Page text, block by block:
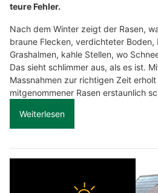
teure Fehler.
Nach dem Winter zeigt der Rasen,
braune Flecken, verdichteter Boden,
Grashalmen, kahle Stellen, wo
Das sieht schlimmer aus, als es ist.
Massnahmen zur richtigen Zeit
mitgenommener Rasen erstaunlich
Weiterlesen